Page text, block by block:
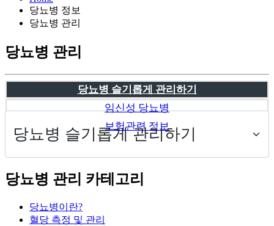
당뇨병 정보
당뇨병 관리
당뇨병 관리
당뇨병 슬기롭게 관리하기
임신성 당뇨병
보험관련 정보
당뇨병 관리 카테고리
당뇨병이란?
혈당 측정 및 관리